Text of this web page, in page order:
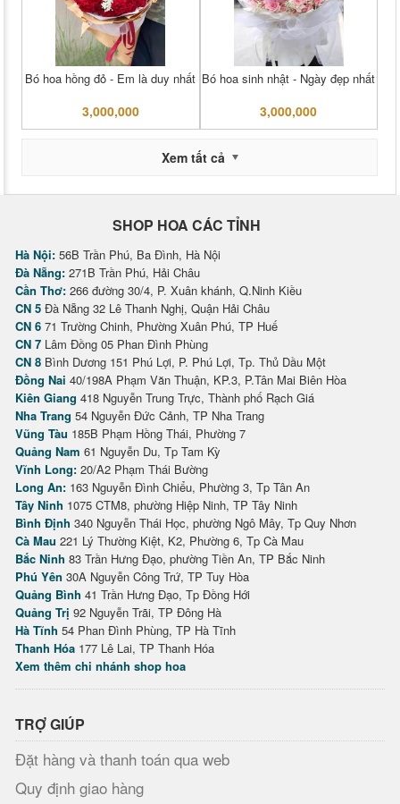
Bó hoa hồng đỏ - Em là duy nhất
3,000,000
Bó hoa sinh nhật - Ngày đẹp nhất
3,000,000
Xem tất cả
SHOP HOA CÁC TỈNH
Hà Nội: 56B Trần Phú, Ba Đình, Hà Nội
Đà Nẵng: 271B Trần Phú, Hải Châu
Cần Thơ: 266 đường 30/4, P. Xuân khánh, Q.Ninh Kiều
CN 5 Đà Nẵng 32 Lê Thanh Nghị, Quận Hải Châu
CN 6 71 Trường Chinh, Phường Xuân Phú, TP Huế
CN 7 Lâm Đồng 05 Phan Đình Phùng
CN 8 Bình Dương 151 Phú Lợi, P. Phú Lợi, Tp. Thủ Dầu Một
Đồng Nai 40/198A Phạm Văn Thuận, KP.3, P.Tân Mai Biên Hòa
Kiên Giang 418 Nguyễn Trung Trực, Thành phố Rạch Giá
Nha Trang 54 Nguyễn Đức Cảnh, TP Nha Trang
Vũng Tàu 185B Phạm Hồng Thái, Phường 7
Quảng Nam 61 Nguyễn Du, Tp Tam Kỳ
Vĩnh Long: 20/A2 Phạm Thái Bường
Long An: 163 Nguyễn Đình Chiểu, Phường 3, Tp Tân An
Tây Ninh 1075 CTM8, phường Hiệp Ninh, TP Tây Ninh
Bình Định 340 Nguyễn Thái Học, phường Ngô Mây, Tp Quy Nhơn
Cà Mau 221 Lý Thường Kiệt, K2, Phường 6, Tp Cà Mau
Bắc Ninh 83 Trần Hưng Đạo, phường Tiền An, TP Bắc Ninh
Phú Yên 30A Nguyễn Công Trứ, TP Tuy Hòa
Quảng Bình 41 Trần Hưng Đạo, Tp Đồng Hới
Quảng Trị 92 Nguyễn Trãi, TP Đông Hà
Hà Tĩnh 54 Phan Đình Phùng, TP Hà Tĩnh
Thanh Hóa 177 Lê Lai, TP Thanh Hóa
Xem thêm chi nhánh shop hoa
TRỢ GIÚP
Đặt hàng và thanh toán qua web
Quy định giao hàng